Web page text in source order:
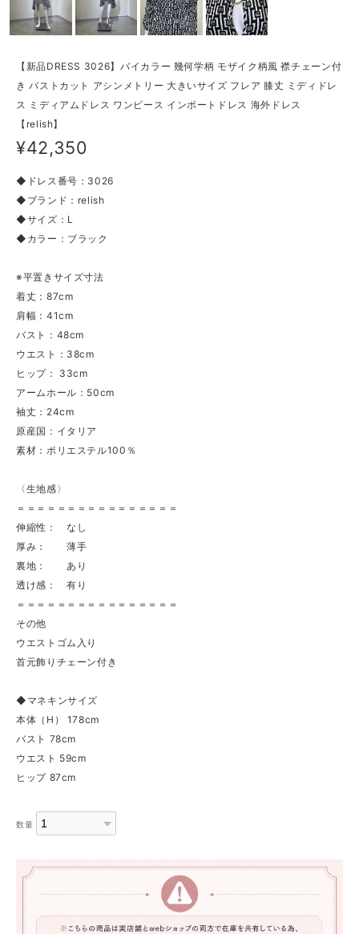
【新品DRESS 3026】バイカラー 幾何学柄 モザイク柄風 襟チェーン付
き バストカット アシンメトリー 大きいサイズ フレア 膝丈 ミディドレ
ス ミディアムドレス ワンピース インポートドレス 海外ドレス
【relish】
¥42,350
◆ドレス番号：3026
◆ブランド：relish
◆サイズ：L
◆カラー：ブラック
※平置きサイズ寸法
着丈：87cm
肩幅：41cm
バスト：48cm
ウエスト：38cm
ヒップ： 33cm
アームホール：50cm
袖丈：24cm
原産国：イタリア
素材：ポリエステル100％
〈生地感〉
＝＝＝＝＝＝＝＝＝＝＝＝＝＝＝＝
伸縮性： なし
厚み： 薄手
裏地： あり
透け感： 有り
＝＝＝＝＝＝＝＝＝＝＝＝＝＝＝＝
その他
ウエストゴム入り
首元飾りチェーン付き
◆マネキンサイズ
本体（H） 178cm
バスト 78cm
ウエスト 59cm
ヒップ 87cm
数量